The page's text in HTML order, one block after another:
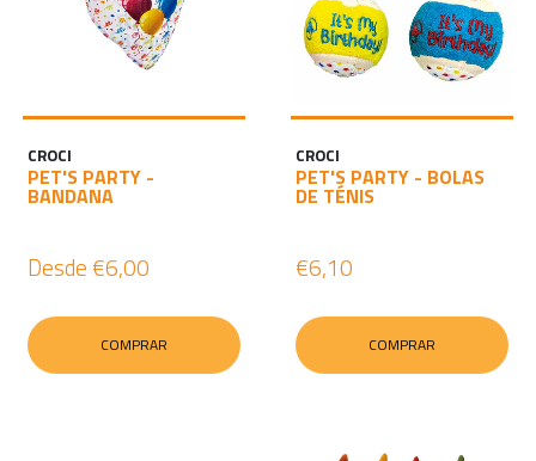
CROCI
PET'S PARTY -
BANDANA
Desde €6,00
COMPRAR
CROCI
PET'S PARTY - BOLAS
DE TÉNIS
€6,10
COMPRAR